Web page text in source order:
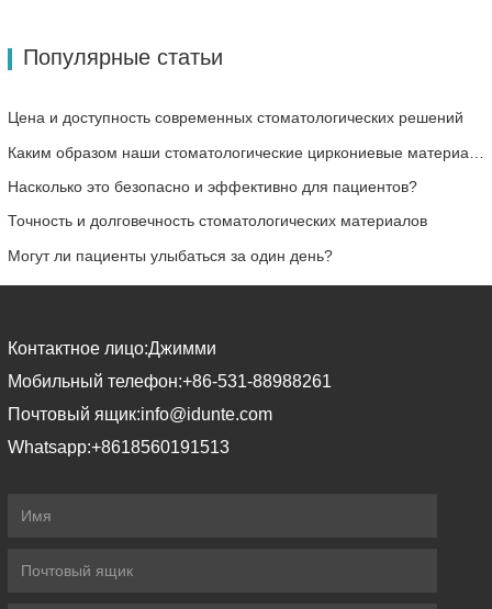
Популярные статьи
Цена и доступность современных стоматологических решений
Насколько это безопасно и эффективно для пациентов?
Точность и долговечность стоматологических материалов
Могут ли пациенты улыбаться за один день?
Контактное лицо:Джимми
Мобильный телефон:+86-531-88988261
Почтовый ящик:info@idunte.com
Whatsapp:+8618560191513